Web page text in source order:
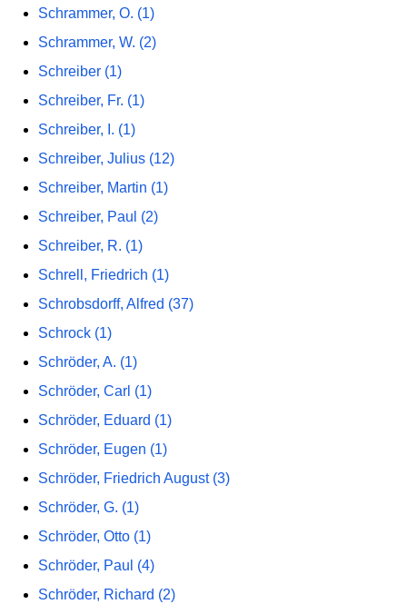
Schrammer, O. (1)
Schrammer, W. (2)
Schreiber (1)
Schreiber, Fr. (1)
Schreiber, I. (1)
Schreiber, Julius (12)
Schreiber, Martin (1)
Schreiber, Paul (2)
Schreiber, R. (1)
Schrell, Friedrich (1)
Schrobsdorff, Alfred (37)
Schrock (1)
Schröder, A. (1)
Schröder, Carl (1)
Schröder, Eduard (1)
Schröder, Eugen (1)
Schröder, Friedrich August (3)
Schröder, G. (1)
Schröder, Otto (1)
Schröder, Paul (4)
Schröder, Richard (2)